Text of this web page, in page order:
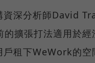
資深分析師David
擴張打法適用於經
戶租下WeWork的空